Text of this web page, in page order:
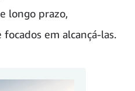
longo prazo,
em alcançá-las.